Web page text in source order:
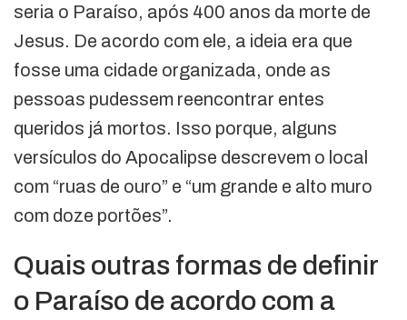
seria o Paraíso, após 400 anos da morte de
Jesus. De acordo com ele, a ideia era que
fosse uma cidade organizada, onde as
pessoas pudessem reencontrar entes
queridos já mortos. Isso porque, alguns
versículos do Apocalipse descrevem o local
com “ruas de ouro” e “um grande e alto muro
com doze portões”.
Quais outras formas de definir
o Paraíso de acordo com a